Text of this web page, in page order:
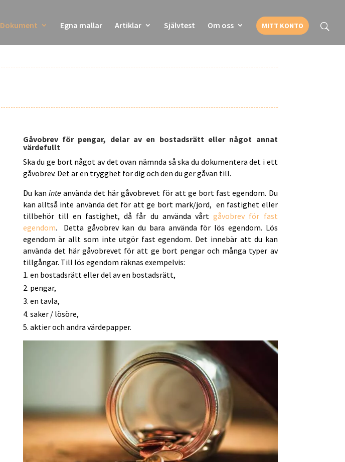
Dokument Egna mallar Artiklar Självtest Om oss MITT KONTO
Gåvobrev för pengar, delar av en bostadsrätt eller något annat
värdefullt
Ska du ge bort något av det ovan nämnda så ska du dokumentera det i ett
gåvobrev. Det är en trygghet för dig och den du ger gåvan till.
Du kan inteanvända det här gåvobrevet för att ge bort fast egendom. Du
kan alltså inte använda det för att ge bort mark/jord, en fastighet eller
tillbehör till en fastighet, då får du använda vårtgåvobrev för fast
egendom. Detta gåvobrev kan du bara använda för lös egendom. Lös
egendom är allt som inte utgör fast egendom. Det innebär att du kan
använda det här gåvobrevet för att ge bort pengar och många typer av
tillgångar. Till lös egendom räknas exempelvis:
en bostadsrätt eller del av en bostadsrätt,
pengar,
en tavla,
saker / lösöre,
aktier och andra värdepapper.